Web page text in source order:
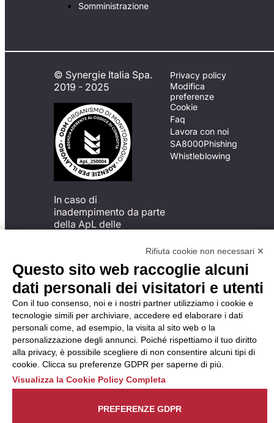
Somministrazione
© Synergie Italia Spa.
2019 - 2025
In caso di
inadempimento da parte
della ApL delle
del Codice di Condotta, è
possibile presentare un
reclamo
all’Organismo di
Monitoraggio utilizzando
una delle modalità
descritte al seguente
indirizzo web
https://odm-
agenzielavoro.it/reclami/ .
Privacy policy
Modifica
preferenze
Cookie
Faq
Lavora con noi
SA8000Phishing
Whistleblowing
Rifiuta cookie non necessari ✕
Questo sito web raccoglie alcuni
dati personali dei visitatori e utenti
Con il tuo consenso, noi e i nostri partner utilizziamo i cookie e
tecnologie simili per archiviare, accedere ed elaborare i dati
personali come, ad esempio, la visita al sito web o la
personalizzazione degli annunci. Poiché rispettiamo il tuo diritto
alla privacy, è possibile scegliere di non consentire alcuni tipi di
cookie. Clicca su preferenze GDPR per saperne di più.
Visualizza la Cookie Policy Completa
PREFERENZE GDPR